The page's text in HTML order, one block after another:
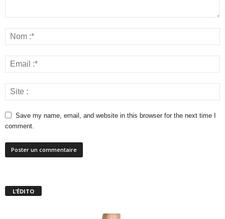
Save my name, email, and website in this browser for the next time I
comment.
L’ÉDITO